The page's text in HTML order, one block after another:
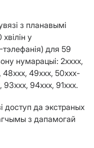
з планавымі
хвiлiн у
для 59
нумарацыі: 2хххх,
48xxx, 49xxx, 50xxx-
93xxx, 94xxx, 91ххх.
доступ да экстраных
з дапамогай